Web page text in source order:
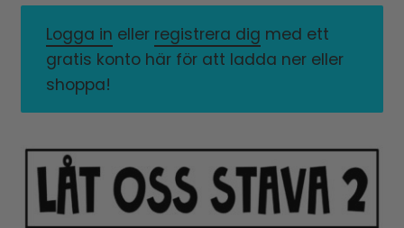
MITT KONTO
GRATISMATERIAL
LICENSER
EXPANDERA
UNDERMENY
TYPSNITT
Logga in eller registrera dig med ett
gratis konto här för att ladda ner eller
shoppa!